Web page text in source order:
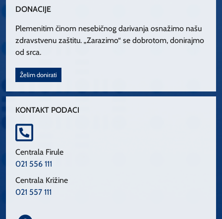
DONACIJE
Plemenitim činom nesebičnog darivanja osnažimo našu
zdravstvenu zaštitu. „Zarazimo“ se dobrotom, donirajmo
od srca.
Želim donirati
KONTAKT PODACI
Centrala Firule
021 556 111
Centrala Križine
021 557 111